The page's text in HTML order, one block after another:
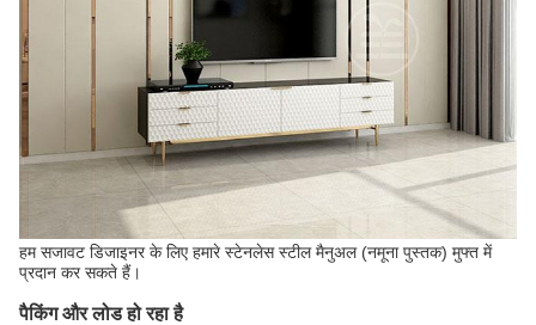
हम सजावट डिजाइनर के लिए हमारे स्टेनलेस स्टील मैनुअल (नमूना पुस्तक) मुफ्त में
प्रदान कर सकते हैं।
पैकिंग और लोड हो रहा है